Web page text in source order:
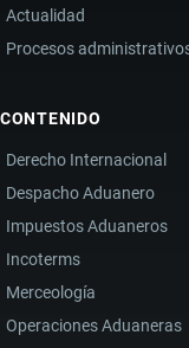
Actualidad
Procesos
CONTENIDO
Derecho Internacional
Despacho Aduanero
Impuestos Aduaneros
Incoterms
Merceología
Operaciones Aduaneras